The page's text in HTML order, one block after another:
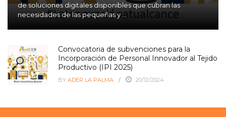
de soluciones digitales disponibles que cubran las
necesidades de las pequeñas y ...
Convocatoria de subvenciones para la
Incorporación de Personal Innovador al Tejido
Productivo (IPI 2025)
BY ADER LA PALMA 20/12/2024